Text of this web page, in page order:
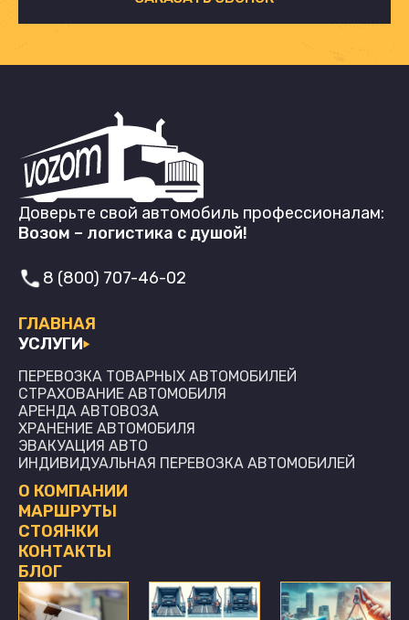
Доверьте свой автомобиль профессионалам:
Возом – логистика с душой!
ГЛАВНАЯ
УСЛУГИ
ПЕРЕВОЗКА ТОВАРНЫХ АВТОМОБИЛЕЙ
СТРАХОВАНИЕ АВТОМОБИЛЯ
АРЕНДА АВТОВОЗА
ХРАНЕНИЕ АВТОМОБИЛЯ
ЭВАКУАЦИЯ АВТО
ИНДИВИДУАЛЬНАЯ ПЕРЕВОЗКА АВТОМОБИЛЕЙ
О КОМПАНИИ
МАРШРУТЫ
СТОЯНКИ
КОНТАКТЫ
БЛОГ
8 (800) 707-46-02